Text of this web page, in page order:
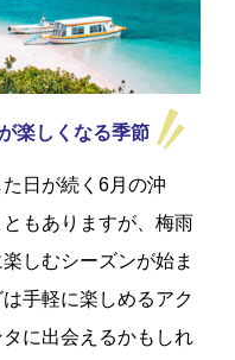
楽しくなる季節
日が続く6月の沖
もありますが、梅雨
しむシーズンが始ま
手軽に楽しめるアク
に出会えるかもしれ